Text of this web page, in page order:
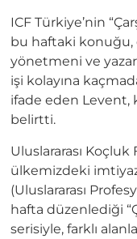
ICF Türkiye’nin
bu haftaki
yönetmeni ve
işi kolayına
ifade eden
belirtti.
Uluslararası Koçluk
ülkemizdeki
(Uluslararası
hafta düzenlediği
serisiyle, farklı